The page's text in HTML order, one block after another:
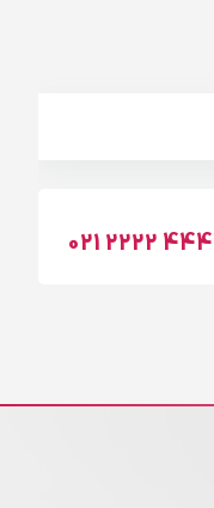
021 2222